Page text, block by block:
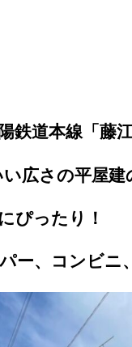
鉄道本線「藤
広さの平屋建
ぴったり！
ー、コンビニ